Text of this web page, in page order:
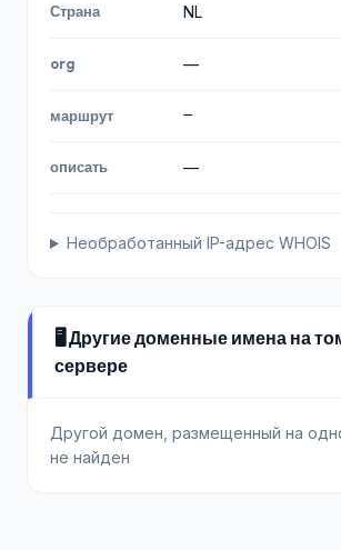
Страна NL
org —
маршрут —
описать —
Необработанный IP-адрес WHOIS
🖥️ Другие доменные имена на
сервере
Другой домен, размещенный на
не найден